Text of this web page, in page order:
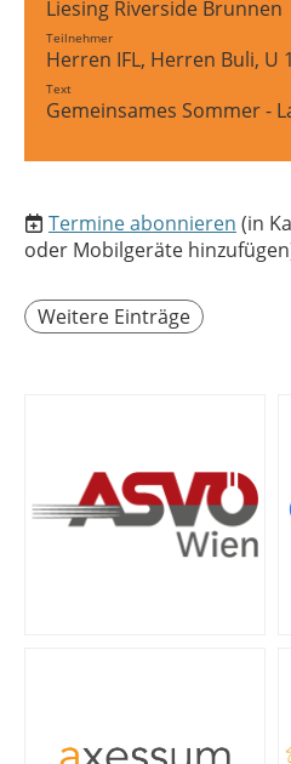
Liesing Riverside Brunnen
Teilnehmer
Herren IFL, Herren Buli, U
Text
Gemeinsames Sommer -
Termine abonnieren (in
oder Mobilgeräte
Weitere Einträge